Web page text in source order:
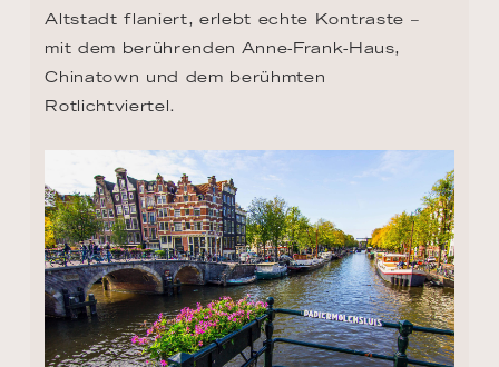
Altstadt flaniert, erlebt echte Kontraste –
mit dem berührenden Anne-Frank-Haus,
Chinatown und dem berühmten
Rotlichtviertel.